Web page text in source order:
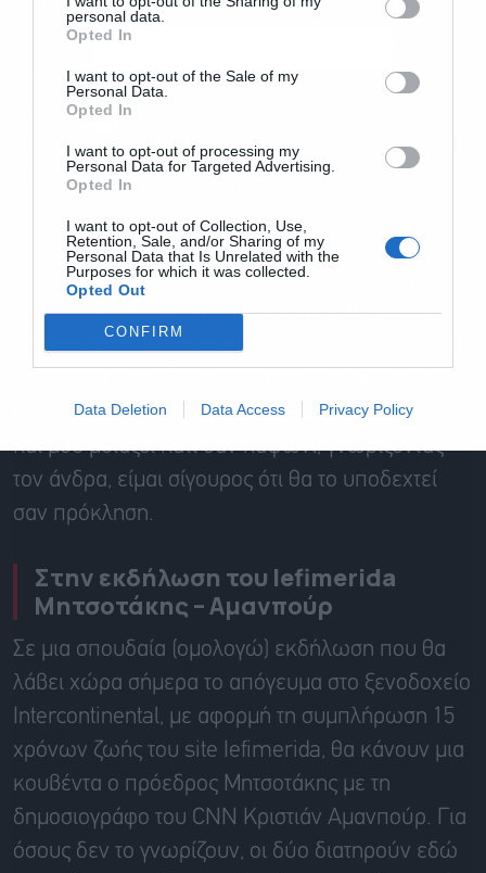
personal data.
Opted In
I want to opt-out of the Sale of my
Personal Data.
Opted In
I want to opt-out of processing my
Personal Data for Targeted Advertising.
Opted In
I want to opt-out of Collection, Use,
Retention, Sale, and/or Sharing of my
Personal Data that Is Unrelated with the
Purposes for which it was collected.
Opted Out
CONFIRM
Data Deletion Data Access Privacy Policy
να βάλει τον Μαξίμου τον Sir Τάκη. Απεναντίας,
τις τελευταίες μέρες υπάρχουν -και μάλιστα
πολλές- στιγμές που ο αρχηγός Κυριάκος
σκέφτεται σοβαρά να «επιστρατεύσει» τον
Θεοδωρικάκο στη μάχη κατά της ακρίβειας, από
την οποία είναι αλήθεια ότι δείχνει διάθεση να
ενδεχομένως και μείζον θέμα που έχει να
αντιμετωπίσει η λαοπρόβλητή κυβέρνησή μας,
κάτι μου λέει ότι ο πρωθυπουργός θα ζητήσει
(και δη άμεσα) από τον Θεοδωρικάκο να αφήσει
επικεντρωθεί στη μάχη της ντοματοσαλάτας. Αν
και μου μοιάζει κάτι σαν καψώνι, γνωρίζοντας
τον άνδρα, είμαι σίγουρος ότι θα το υποδεχτεί
σαν πρόκληση.
Στην εκδήλωση του Iefimerida
Μητσοτάκης – Αμανπούρ
Σε μια σπουδαία (ομολογώ) εκδήλωση που θα
λάβει χώρα σήμερα το απόγευμα στο ξενοδοχείο
Intercontinental, με αφορμή τη συμπλήρωση 15
χρόνων ζωής του site Iefimerida, θα κάνουν μια
κουβέντα ο πρόεδρος Μητσοτάκης με τη
δημοσιογράφο του CNN Κριστιάν Αμανπούρ. Για
όσους δεν το γνωρίζουν, οι δύο διατηρούν εδώ
Αποδέχομαι τους